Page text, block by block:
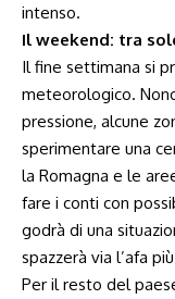
intenso.
Il weekend: tra
Il fine settimana si
meteorologico.
pressione, alcune
sperimentare una
la Romagna e le
fare i conti con
godrà di una
spazzerà via l’afa
Per il resto del